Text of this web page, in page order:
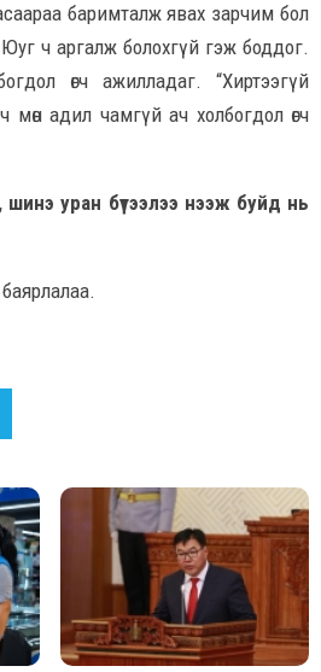
баримталж явах зарчим бол
ч аргалж болохгүй гэж боддог.
өгч ажилладаг. “Хиртээгүй
адил чамгүй ач холбогдол өгч
уран бүтээлээ нээж буйд нь